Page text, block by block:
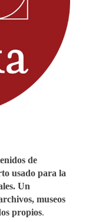
de
usado para la
Un
museos
propios.